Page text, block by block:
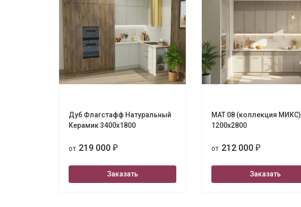
Дуб Флагстафф Натуральный
Керамик 3400х1800
от 219 000 ₽
Заказать
МАТ 08 (коллекция МИКС)
1200х2800
от 212 000 ₽
Заказать